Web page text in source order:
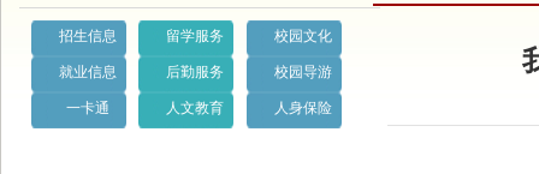
招生信息 留学服务 校园文化
就业信息 后勤服务 校园导游
一卡通 人文教育 人身保险